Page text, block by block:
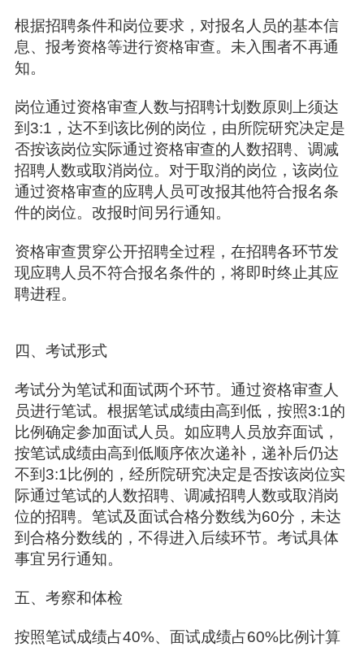
根据招聘条件和岗位要求，对报名人员的基本信
息、报考资格等进行资格审查。未入围者不再通
知。
岗位通过资格审查人数与招聘计划数原则上须达
到3:1，达不到该比例的岗位，由所院研究决定是
否按该岗位实际通过资格审查的人数招聘、调减
招聘人数或取消岗位。对于取消的岗位，该岗位
通过资格审查的应聘人员可改报其他符合报名条
件的岗位。改报时间另行通知。
资格审查贯穿公开招聘全过程，在招聘各环节发
现应聘人员不符合报名条件的，将即时终止其应
聘进程。
四、考试形式
考试分为笔试和面试两个环节。通过资格审查人
员进行笔试。根据笔试成绩由高到低，按照3:1的
比例确定参加面试人员。如应聘人员放弃面试，
按笔试成绩由高到低顺序依次递补，递补后仍达
不到3:1比例的，经所院研究决定是否按该岗位实
际通过笔试的人数招聘、调减招聘人数或取消岗
位的招聘。笔试及面试合格分数线为60分，未达
到合格分数线的，不得进入后续环节。考试具体
事宜另行通知。
五、考察和体检
按照笔试成绩占40%、面试成绩占60%比例计算